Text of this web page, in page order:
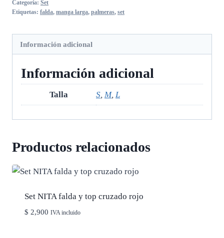
con
Categoría: Set
Etiquetas: falda, manga larga, palmeras, set
Información adicional
Información adicional
Talla S, M, L
Productos relacionados
Set NITA falda y top cruzado rojo
$ 2,900 IVA incluido